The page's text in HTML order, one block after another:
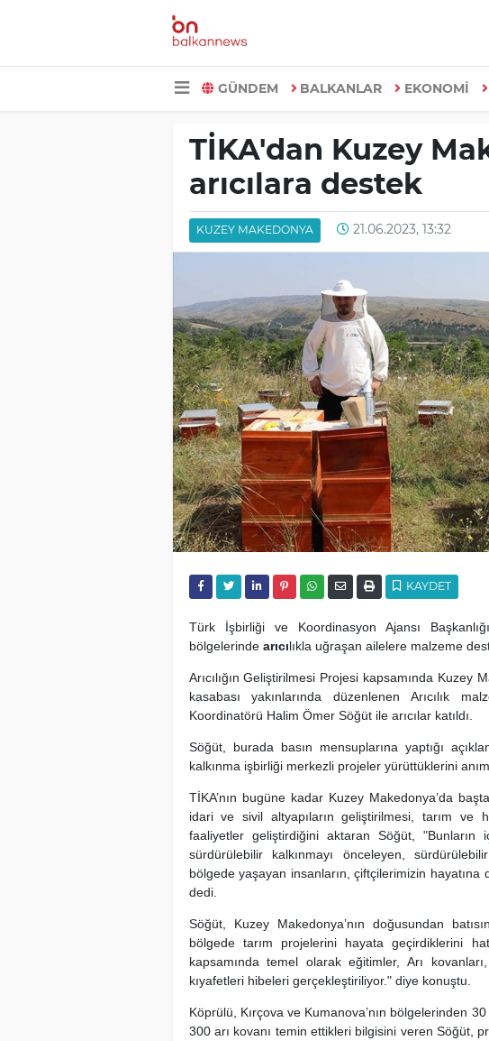
GÜNDEM BALKANLAR EKONOMİ
TİKA'dan Kuzey
arıcılara destek
KUZEY MAKEDONYA 21.06.2023, 13:32
KAYDET
Türk İşbirliği ve Koordinasyon Ajansı
bölgelerinde arıcılıkla uğraşan ailelere malzeme
Arıcılığın Geliştirilmesi Projesi kapsamında Kuzey
kasabası yakınlarında düzenlenen Arıcılık
Koordinatörü Halim Ömer Söğüt ile arıcılar katıldı.
Söğüt, burada basın mensuplarına yaptığı
kalkınma işbirliği merkezli projeler yürüttüklerini
TİKA’nın bugüne kadar Kuzey Makedonya’da
idari ve sivil altyapıların geliştirilmesi, tarım ve
faaliyetler geliştirdiğini aktaran Söğüt, "Bunların
sürdürülebilir kalkınmayı önceleyen,
bölgede yaşayan insanların, çiftçilerimizin
dedi.
Söğüt, Kuzey Makedonya’nın doğusundan
bölgede tarım projelerini hayata geçirdiklerini
kapsamında temel olarak eğitimler, Arı
kıyafetleri hibeleri gerçekleştiriliyor." diye konuştu.
Köprülü, Kırçova ve Kumanova’nın bölgelerinden
300 arı kovanı temin ettikleri bilgisini veren Söğüt,